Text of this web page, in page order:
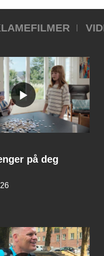
på deg